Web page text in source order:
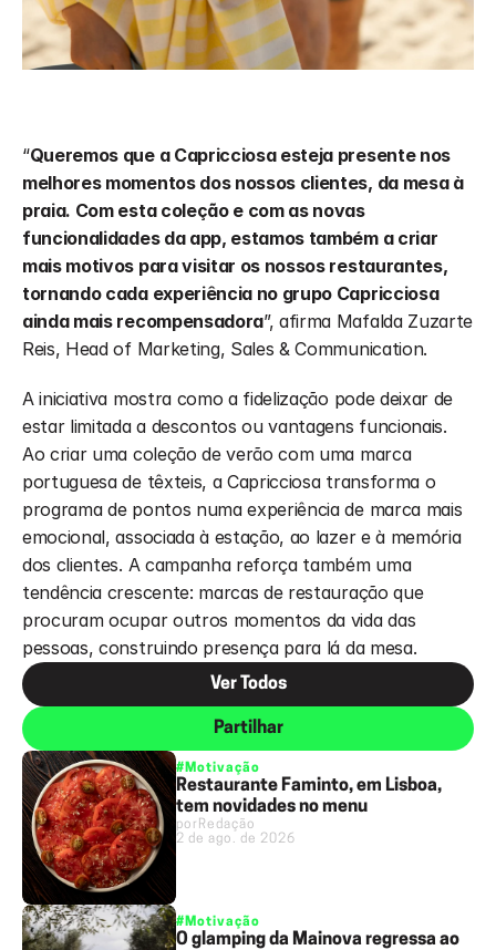
“Queremos que a Capricciosa esteja presente nos
melhores momentos dos nossos clientes, da mesa à
praia. Com esta coleção e com as novas
funcionalidades da app, estamos também a criar
mais motivos para visitar os nossos restaurantes,
tornando cada experiência no grupo Capricciosa
ainda mais recompensadora”, afirma Mafalda Zuzarte
Reis, Head of Marketing, Sales & Communication.
A iniciativa mostra como a fidelização pode deixar de
estar limitada a descontos ou vantagens funcionais.
Ao criar uma coleção de verão com uma marca
portuguesa de têxteis, a Capricciosa transforma o
programa de pontos numa experiência de marca mais
emocional, associada à estação, ao lazer e à memória
dos clientes. A campanha reforça também uma
tendência crescente: marcas de restauração que
procuram ocupar outros momentos da vida das
pessoas, construindo presença para lá da mesa.
Ver Todos
Partilhar
#Motivação
Restaurante Faminto, em Lisboa,
tem novidades no menu
por Redação
2 de ago. de 2026
#Motivação
O glamping da Mainova regressa ao